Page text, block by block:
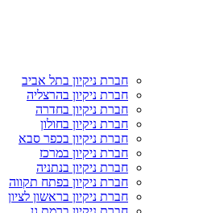
חברת ניקיון בתל אביב
חברת ניקיון בהרצליה
חברת ניקיון בחדרה
חברת ניקיון בחולון
חברת ניקיון בכפר סבא
חברת ניקיון במרכז
חברת ניקיון בנתניה
חברת ניקיון בפתח תקווה
חברת ניקיון בראשון לציון